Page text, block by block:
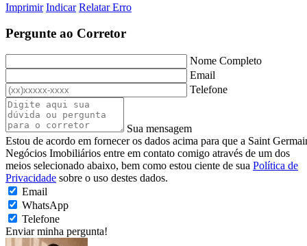
Imprimir Indicar Relatar Erro
Pergunte ao Corretor
Nome Completo
Email
Telefone
Sua mensagem
Estou de acordo em fornecer os dados acima para que a Saint
Negócios Imobiliários entre em contato comigo através de um dos
meios selecionado abaixo, bem como estou ciente de sua Política de
Privacidade sobre o uso destes dados.
Email
WhatsApp
Telefone
Enviar minha pergunta!